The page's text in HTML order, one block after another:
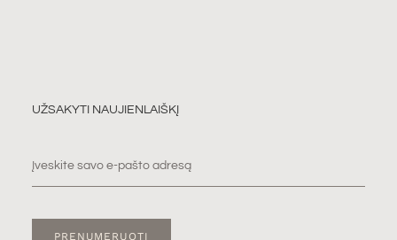
UŽSAKYTI NAUJIENLAIŠKĮ
PRENUMERUOTI